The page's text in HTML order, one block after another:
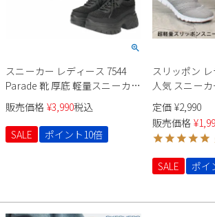
スニーカー レディース 7544
Parade 靴 厚底 軽量スニーカー
ローカット ボア 異素材 ﾌﾞﾗｯｸ ｵ
ｰｸ ふわふわ パレード
販売価格 ¥3,990税込
SALE
ポイント10倍
スリッポン
人気 スニー
り メッシュ
ネイビー ブラ
981701 サマー
定価 ¥2,990
販売価格 ¥
SALE
ポイ